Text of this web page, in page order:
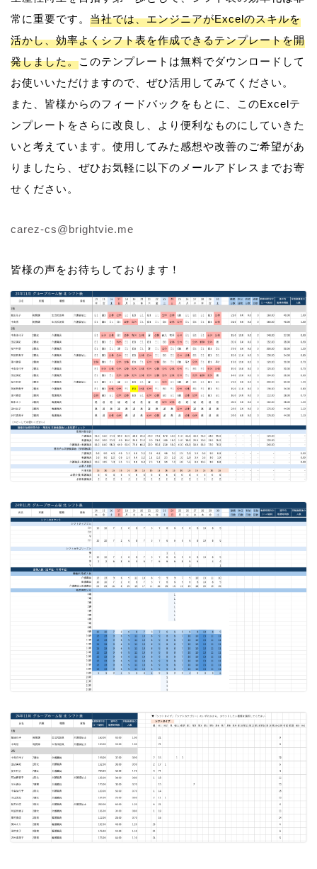
常に重要です。 当社では、エンジニアがExcelのスキルを
活かし、効率よくシフト表を作成できるテンプレートを開
発しました。このテンプレートは無料でダウンロードして
お使いいただけますので、ぜひ活用してみてください。
また、皆様からのフィードバックをもとに、このExcelテ
ンプレートをさらに改良し、より便利なものにしていきた
いと考えています。使用してみた感想や改善のご希望があ
りましたら、ぜひお気軽に以下のメールアドレスまでお寄
せください。
carez-cs@brightvie.me
皆様の声をお待ちしております！